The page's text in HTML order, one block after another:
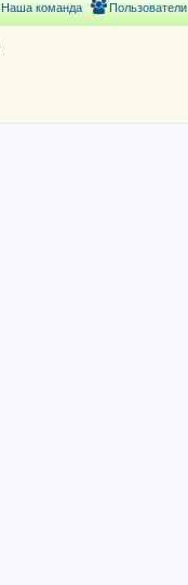
Пользователи
Наша команда